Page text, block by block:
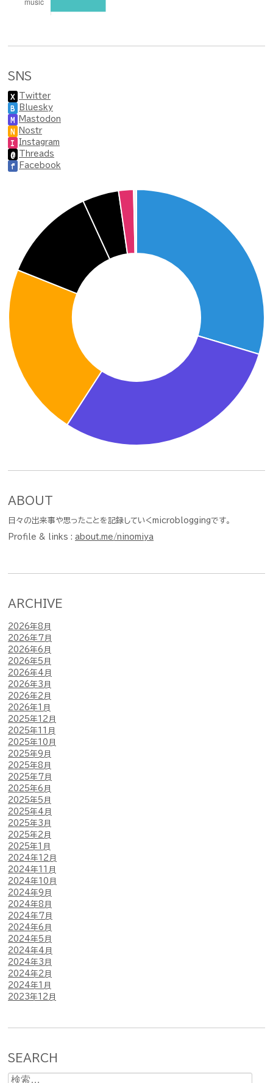
SNS
X Twitter
B Bluesky
M Mastodon
N Nostr
I Instagram
@ Threads
f Facebook
ABOUT
日々の出来事や思ったことを記録していくmicrobloggingです。
Profile & links : about.me/ninomiya
ARCHIVE
2026年8月
2026年7月
2026年6月
2026年5月
2026年4月
2026年3月
2026年2月
2026年1月
2025年12月
2025年11月
2025年10月
2025年9月
2025年8月
2025年7月
2025年6月
2025年5月
2025年4月
2025年3月
2025年2月
2025年1月
2024年12月
2024年11月
2024年10月
2024年9月
2024年8月
2024年7月
2024年6月
2024年5月
2024年4月
2024年3月
2024年2月
2024年1月
2023年12月
SEARCH
検